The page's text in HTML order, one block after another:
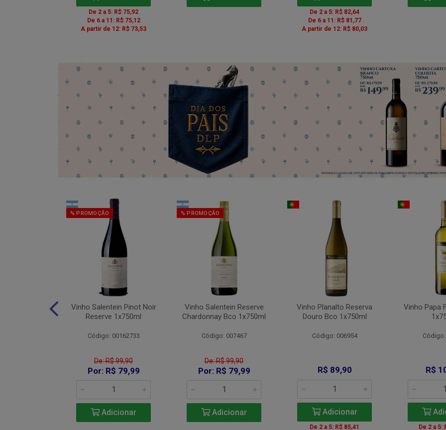
De 2 a 5: R$ 75,92
De 6 a 11: R$ 75,12
A partir de 12: R$ 73,53
De 2 a 5: R$ 82,64
De 6 a 11: R$ 81,77
A partir de 12: R$ 80,03
% PROMOÇÃO
Vinho Salentein Pinot Noir
Reserve 1x750ml
Código: 00162733
De: R$ 99,90
Por: R$ 79,99
Adicionar
% PROMOÇÃO
Vinho Salentein Reserve
Chardonnay Bco 1x750ml
Código: 007467
De: R$ 99,90
Por: R$ 79,99
Adicionar
Vinho Planalto Reserva
Douro Bco 1x750ml
Código: 006954
R$ 89,90
Adicionar
De 2 a 5: R$ 85,41
Vinho Papa
R$
De 2 a 5: